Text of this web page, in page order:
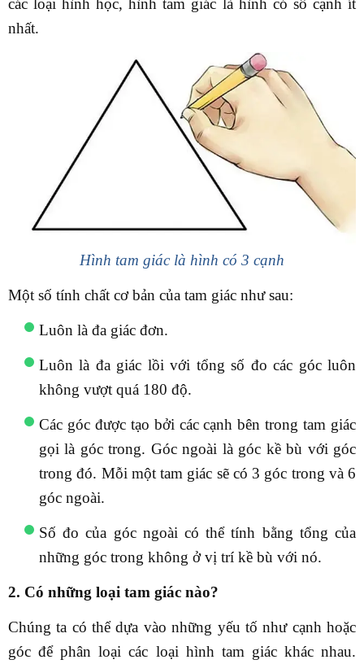
các loại hình học, hình tam giác là hình có số cạnh ít
nhất.
Hình tam giác là hình có 3 cạnh
Một số tính chất cơ bản của tam giác như sau:
Luôn là đa giác đơn.
Luôn là đa giác lồi với tổng số đo các góc luôn
không vượt quá 180 độ.
Các góc được tạo bởi các cạnh bên trong tam giác
gọi là góc trong. Góc ngoài là góc kề bù với góc
trong đó. Mỗi một tam giác sẽ có 3 góc trong và 6
góc ngoài.
Số đo của góc ngoài có thể tính bằng tổng của
những góc trong không ở vị trí kề bù với nó.
2. Có những loại tam giác nào?
Chúng ta có thể dựa vào những yếu tố như cạnh hoặc
góc để phân loại các loại hình tam giác khác nhau.